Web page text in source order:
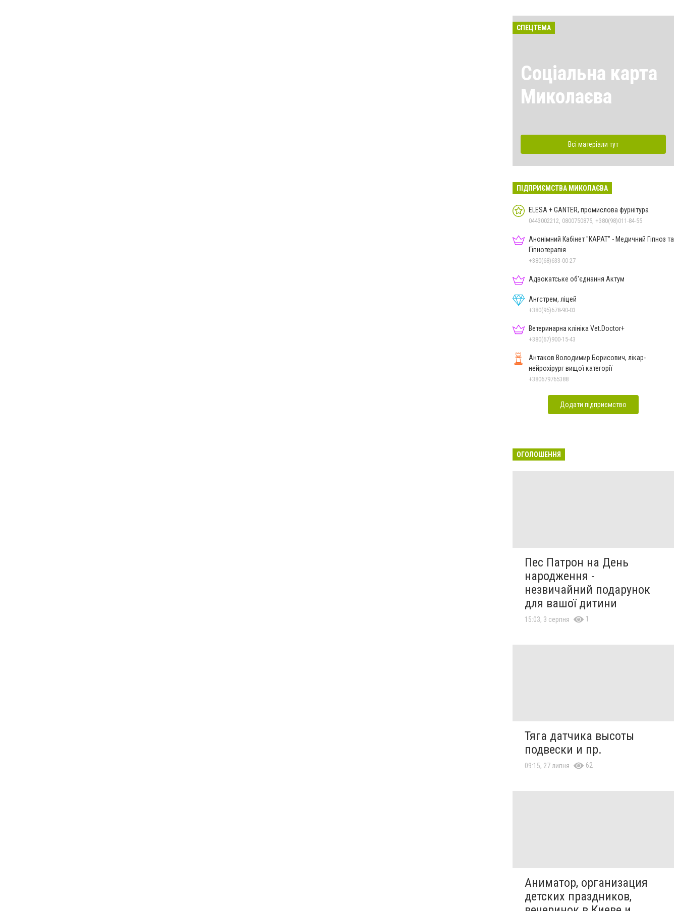
СПЕЦТЕМА
Соціальна карта
Миколаєва
Всі матеріали тут
ПІДПРИЄМСТВА МИКОЛАЄВА
ELESA + GANTER, промислова фурнітура
0443002212, 0800750875, +380(98)011-84-55
Анонімний Кабінет "КАРАТ" - Медичний Гіпноз та
Гіпнотерапія
+380(68)633-00-27
Адвокатське об'єднання Актум
Ангстрем, ліцей
+380(95)678-90-03
Ветеринарна клініка Vet.Doctor+
+380(67)900-15-43
Антаков Володимир Борисович, лікар-
нейрохірург вищої категорії
+380679765388
Додати підприємство
ОГОЛОШЕННЯ
Пес Патрон на День
народження -
незвичайний подарунок
для вашої дитини
15:03, 3 серпня 1
Тяга датчика высоты
подвески и пр.
09:15, 27 липня 62
Аниматор, организация
детских праздников,